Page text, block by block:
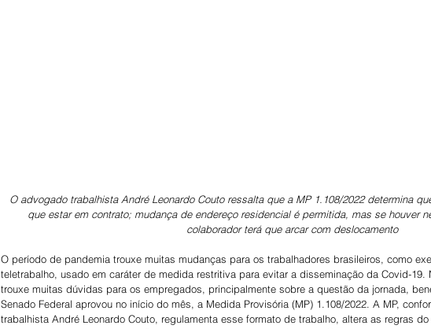
O advogado trabalhista André Leonardo Couto ressalta que a MP 1.108/2022 determina
que estar em contrato; mudança de endereço residencial é permitida, mas se houver
colaborador terá que arcar com deslocamento
O período de pandemia trouxe muitas mudanças para os trabalhadores brasileiros, como
teletrabalho, usado em caráter de medida restritiva para evitar a disseminação da Covid-19.
trouxe muitas dúvidas para os empregados, principalmente sobre a questão da jornada,
Senado Federal aprovou no início do mês, a Medida Provisória (MP) 1.108/2022. A MP,
trabalhista André Leonardo Couto, regulamenta esse formato de trabalho, altera as regras